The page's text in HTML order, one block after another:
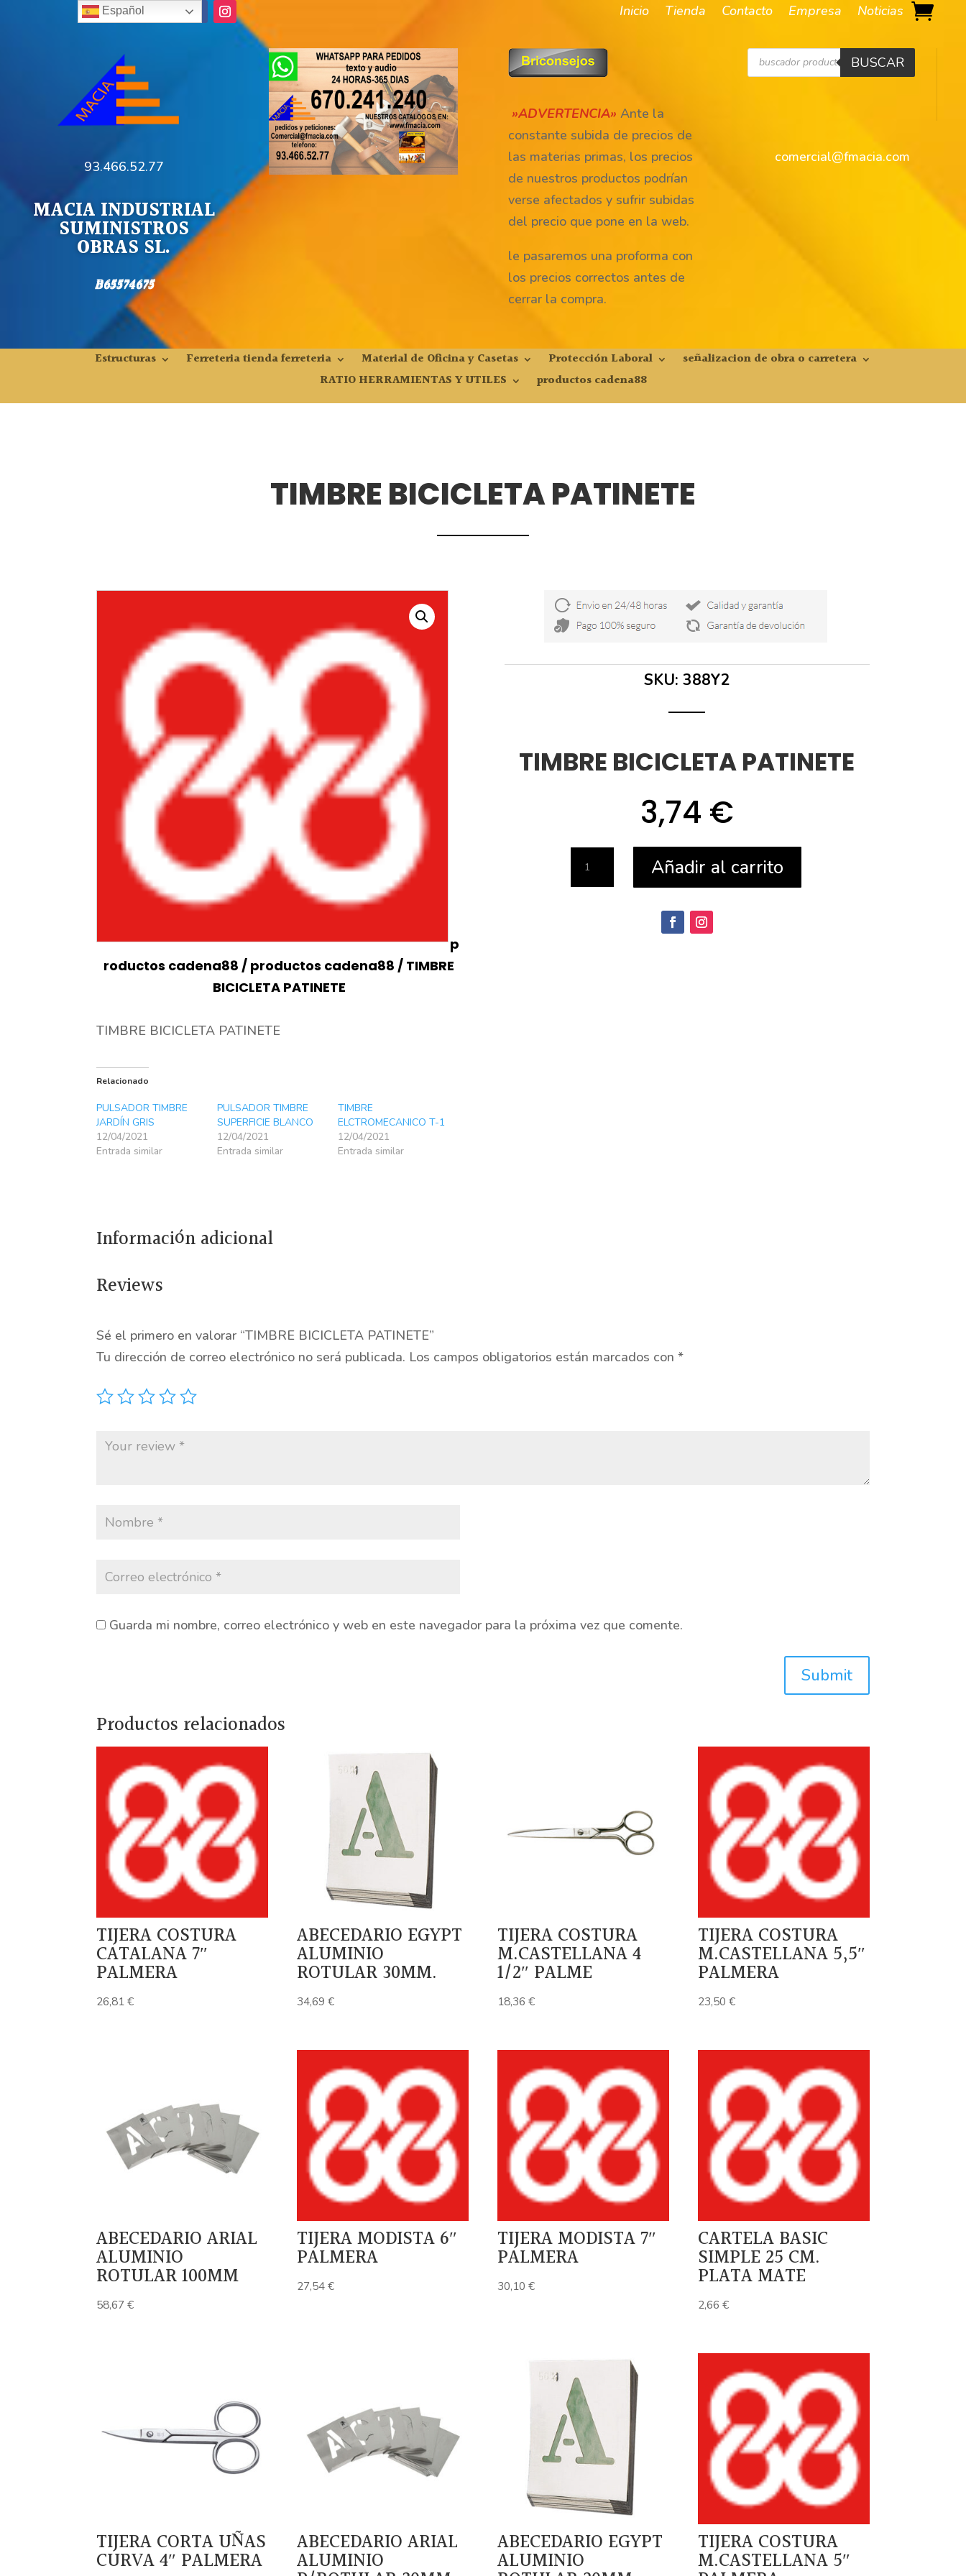
Inicio Tienda Contacto Empresa Noticias
93.466.52.77
MACIA INDUSTRIAL
SUMINISTROS
OBRAS SL.
B65574675
»ADVERTENCIA» Ante la
constante subida de precios de
las materias primas, los precios
de nuestros productos podrían
verse afectados y sufrir subidas
del precio que pone en la web.
le pasaremos una proforma con
los precios correctos antes de
cerrar la compra.
Búsqueda
de
productos
BUSCAR
comercial@fmacia.com
Estructuras Ferreteria tienda ferreteria Material de Oficina y Casetas Protección Laboral
señalizacion de obra o carretera
RATIO HERRAMIENTAS Y UTILES
productos cadena88
TIMBRE BICICLETA PATINETE
p
roductos cadena88 / productos cadena88 / TIMBRE
BICICLETA PATINETE
TIMBRE BICICLETA PATINETE
Relacionado
PULSADOR TIMBRE
JARDÍN GRIS
12/04/2021
Entrada similar
PULSADOR TIMBRE
SUPERFICIE BLANCO
12/04/2021
Entrada similar
TIMBRE
ELCTROMECANICO T-1
12/04/2021
Entrada similar
SKU:388Y2
TIMBRE BICICLETA PATINETE
3,74 €
Añadir al carrito
Información adicional
Reviews
Sé el primero en valorar “TIMBRE BICICLETA PATINETE”
Tu dirección de correo electrónico no será publicada. Los campos obligatorios están marcados con*
Guarda mi nombre, correo electrónico y web en este navegador para la próxima vez que comente.
Submit
Productos relacionados
TIJERA COSTURA
CATALANA 7″
PALMERA
26,81€
ABECEDARIO EGYPT
ALUMINIO
ROTULAR 30MM.
34,69€
TIJERA COSTURA
M.CASTELLANA 4
1/2″ PALME
18,36€
TIJERA COSTURA
M.CASTELLANA 5,5″
PALMERA
23,50€
ABECEDARIO ARIAL
ALUMINIO
ROTULAR 100MM
58,67€
TIJERA MODISTA 6″
PALMERA
27,54€
TIJERA MODISTA 7″
PALMERA
30,10€
CARTELA BASIC
SIMPLE 25 CM.
PLATA MATE
2,66€
TIJERA CORTA UÑAS
CURVA 4″ PALMERA
ABECEDARIO ARIAL
ALUMINIO
ABECEDARIO EGYPT
ALUMINIO
TIJERA COSTURA
M.CASTELLANA 5″
Español